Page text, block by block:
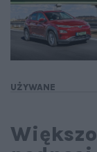
UŻYWANE